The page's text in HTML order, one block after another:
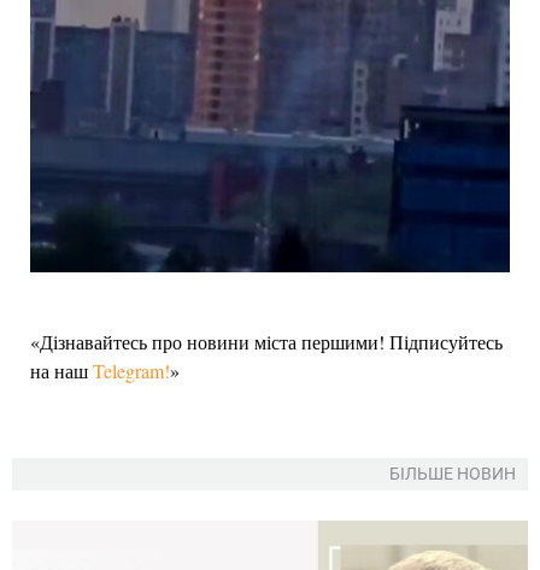
«Дізнавайтесь про новини міста першими! Підписуйтесь
на нашTelegram!»
БІЛЬШЕ НОВИН